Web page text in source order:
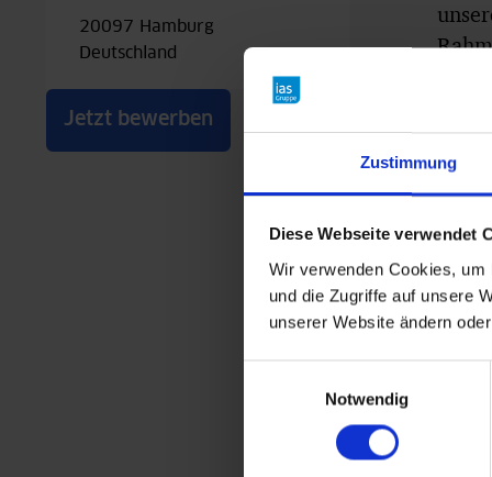
Zustimmung
Diese Webseite verwendet
Wir verwenden Cookies,
und die Zugriffe auf unsere
unserer Website ändern
Notwendig
20097 Hamburg
Deutschland
Jetzt bewerben
Du
Du
und
Deine